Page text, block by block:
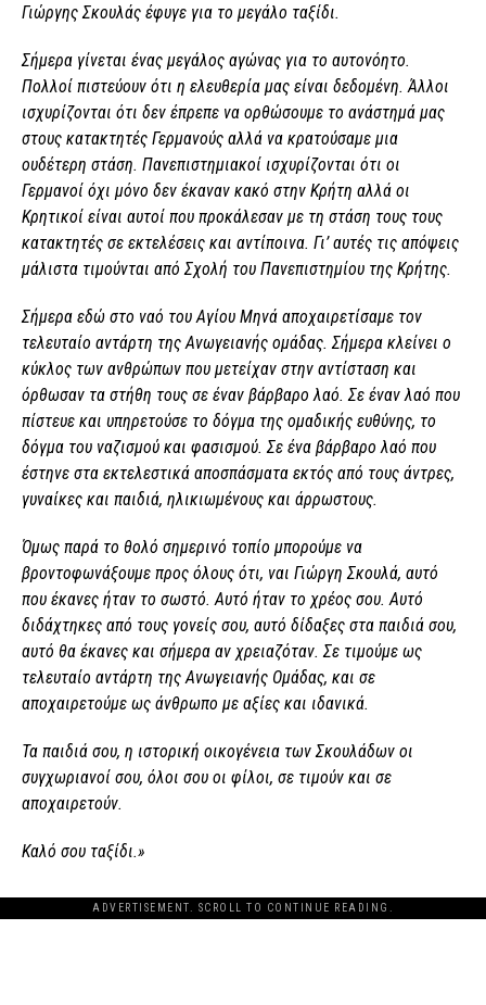
Γιώργης Σκουλάς έφυγε για το μεγάλο ταξίδι.
Σήμερα γίνεται ένας μεγάλος αγώνας για το αυτονόητο.
Πολλοί πιστεύουν ότι η ελευθερία μας είναι δεδομένη. Άλλοι
ισχυρίζονται ότι δεν έπρεπε να ορθώσουμε το ανάστημά μας
στους κατακτητές Γερμανούς αλλά να κρατούσαμε μια
ουδέτερη στάση. Πανεπιστημιακοί ισχυρίζονται ότι οι
Γερμανοί όχι μόνο δεν έκαναν κακό στην Κρήτη αλλά οι
Κρητικοί είναι αυτοί που προκάλεσαν με τη στάση τους τους
κατακτητές σε εκτελέσεις και αντίποινα. Γι’ αυτές τις απόψεις
μάλιστα τιμούνται από Σχολή του Πανεπιστημίου της Κρήτης.
Σήμερα εδώ στο ναό του Αγίου Μηνά αποχαιρετίσαμε τον
τελευταίο αντάρτη της Ανωγειανής ομάδας. Σήμερα κλείνει ο
κύκλος των ανθρώπων που μετείχαν στην αντίσταση και
όρθωσαν τα στήθη τους σε έναν βάρβαρο λαό. Σε έναν λαό που
πίστευε και υπηρετούσε το δόγμα της ομαδικής ευθύνης, το
δόγμα του ναζισμού και φασισμού. Σε ένα βάρβαρο λαό που
έστηνε στα εκτελεστικά αποσπάσματα εκτός από τους άντρες,
γυναίκες και παιδιά, ηλικιωμένους και άρρωστους.
Όμως παρά το θολό σημερινό τοπίο μπορούμε να
βροντοφωνάξουμε προς όλους ότι, ναι Γιώργη Σκουλά, αυτό
που έκανες ήταν το σωστό. Αυτό ήταν το χρέος σου. Αυτό
διδάχτηκες από τους γονείς σου, αυτό δίδαξες στα παιδιά σου,
αυτό θα έκανες και σήμερα αν χρειαζόταν. Σε τιμούμε ως
τελευταίο αντάρτη της Ανωγειανής Ομάδας, και σε
αποχαιρετούμε ως άνθρωπο με αξίες και ιδανικά.
Τα παιδιά σου, η ιστορική οικογένεια των Σκουλάδων οι
συγχωριανοί σου, όλοι σου οι φίλοι, σε τιμούν και σε
αποχαιρετούν.
Καλό σου ταξίδι.»
ADVERTISEMENT. SCROLL TO CONTINUE READING.